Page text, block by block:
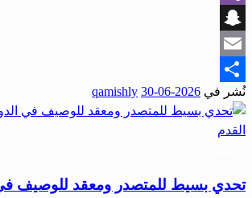
Viber
Snapchat
Email
Share
نُشر في 2026-06-30
qamishly
تحدي بسيط للمتصدر ومعقد للوصيف في